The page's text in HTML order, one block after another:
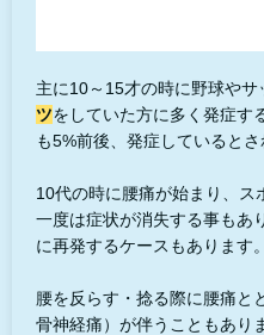
主に10～15才の時に野球やサ
ツをしていた方に多く発症
も5%前後、発症しているとさ
10代の時に腰痛が始まり、ス
一度は症状が消失する事もあ
に再発するケースもあります。
腰を反らす・捻る際に腰痛と
骨神経痛）が伴うこともあり